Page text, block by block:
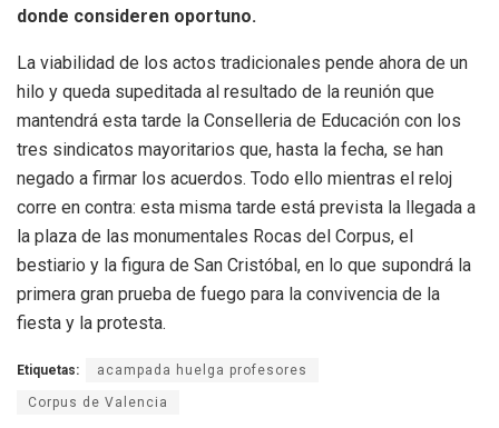
donde consideren oportuno.
La viabilidad de los actos tradicionales pende ahora de un
hilo y queda supeditada al resultado de la reunión que
mantendrá esta tarde la Conselleria de Educación con los
tres sindicatos mayoritarios que, hasta la fecha, se han
negado a firmar los acuerdos. Todo ello mientras el reloj
corre en contra: esta misma tarde está prevista la llegada a
la plaza de las monumentales Rocas del Corpus, el
bestiario y la figura de San Cristóbal, en lo que supondrá la
primera gran prueba de fuego para la convivencia de la
fiesta y la protesta.
Etiquetas: acampada huelga profesores
Corpus de Valencia